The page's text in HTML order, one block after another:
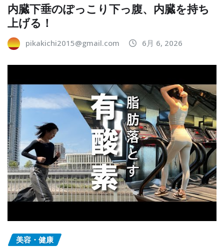
内臓下垂のぽっこり下っ腹、内臓を持ち
上げる！
pikakichi2015@gmail.com 6月 6, 2026
美容・健康